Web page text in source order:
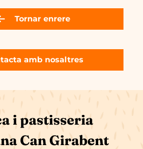
Tornar enrere
amb nosaltres
i pastisseria
Can Girabent